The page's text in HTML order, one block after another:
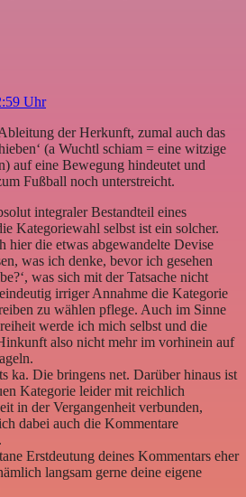
Uhr
der Herkunft, zumal auch das
(a Wuchtl schiam = eine witzige
auf eine Bewegung hindeutet und
Fußball noch unterstreicht.
integraler Bestandteil eines
Kategoriewahl selbst ist ein solcher.
hier die etwas abgewandelte Devise
was ich denke, bevor ich gesehen
was sich mit der Tatsache nicht
irriger Annahme die Kategorie
zu wählen pflege. Auch im Sinne
werde ich mich selbst und die
also nicht mehr im vorhinein auf
ka. Die bringens net. Darüber hinaus ist
Kategorie leider mit reichlich
in der Vergangenheit verbunden,
dabei auch die Kommentare
Erstdeutung deines Kommentars eher
langsam gerne deine eigene